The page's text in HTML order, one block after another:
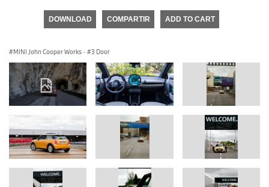
DOWNLOAD COMPARTIR ADD TO CART
MINI John Cooper Works · 3 Door